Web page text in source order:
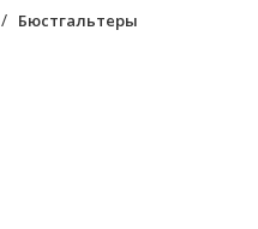
Бюстгальтеры